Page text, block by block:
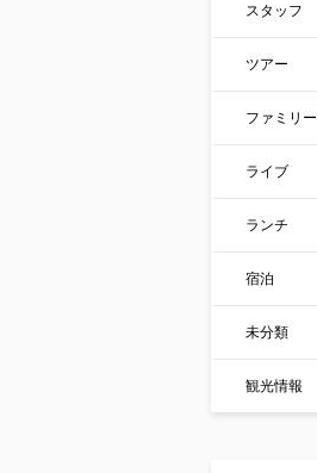
スタッフ
ツアー
ファミリー
ライブ
ランチ
宿泊
未分類
観光情報